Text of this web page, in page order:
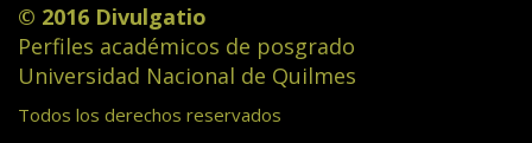
© 2016 Divulgatio
Perfiles académicos de posgrado
Universidad Nacional de Quilmes
Todos los derechos reservados